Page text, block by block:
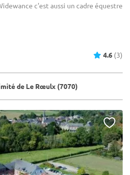
c'est aussi un cadre équestre
4.6 (3)
de Le Rœulx (7070)